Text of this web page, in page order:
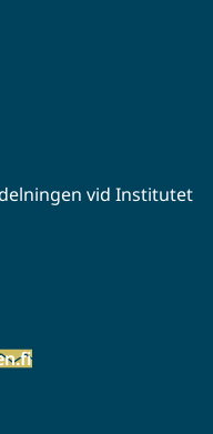
vid Institutet